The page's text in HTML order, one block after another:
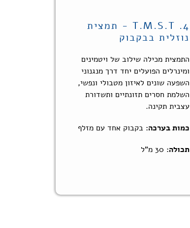
4. T.M.S.T - תמצית
נוזלית בבקבוק
התמצית מכילה שילוב של ויטמינים
ומינרלים הפועלים יחד דרך מנגנוני
השפעה שונים לאיזון מטבולי ונפשי,
השלמת חסרים תזונתיים ותשדורת
עצבית תקינה.
כמות בערכה: בקבוק אחד עם מזלף
תכולה: